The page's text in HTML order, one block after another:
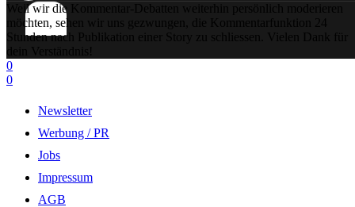
Weil wir die Kommentar-Debatten weiterhin persönlich moderieren
möchten, sehen wir uns gezwungen, die Kommentarfunktion 24
Stunden nach Publikation einer Story zu schliessen. Vielen Dank für
dein Verständnis!
0
0
Newsletter
Werbung / PR
Jobs
Impressum
AGB